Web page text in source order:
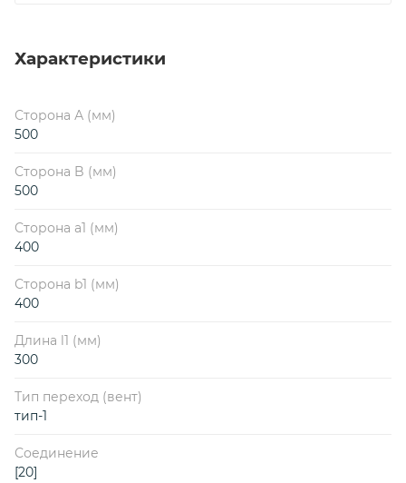
Характеристики
Сторона А (мм)
500
Сторона B (мм)
500
Сторона a1 (мм)
400
Сторона b1 (мм)
400
Длина l1 (мм)
300
Тип переход (вент)
тип-1
Соединение
[20]